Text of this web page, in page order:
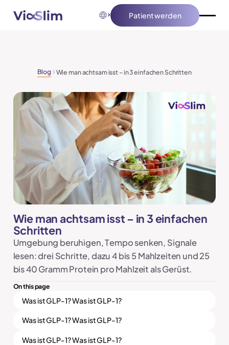
Patient werden
Patient werden
Blog Wie man achtsam isst – in 3 einfachen Schritten
Wie man achtsam isst – in 3 einfachen
Schritten
Umgebung beruhigen, Tempo senken, Signale
lesen: drei Schritte, dazu 4 bis 5 Mahlzeiten und 25
bis 40 Gramm Protein pro Mahlzeit als Gerüst.
On this page
Was ist GLP-1? Was ist GLP-1?
Was ist GLP-1? Was ist GLP-1?
Was ist GLP-1? Was ist GLP-1?